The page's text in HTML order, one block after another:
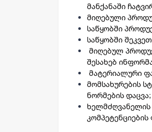
მანქანაში
მიღებული
საწყობში
საწყობში
მიღებულ
შესახებ
მატერიალური
მომსახურების
ნორმების დაცვა;
ხელმძღვანელის